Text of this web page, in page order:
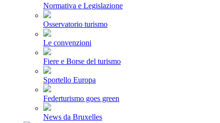
Normativa e Legislazione
Osservatorio turismo
Le convenzioni
Fiere e Borse del turismo
Sportello Europa
Federturismo goes green
News da Bruxelles